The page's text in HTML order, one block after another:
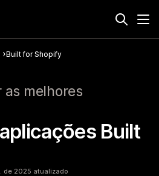
Built for Shopify
as melhores
Built
de 2025 atualizado